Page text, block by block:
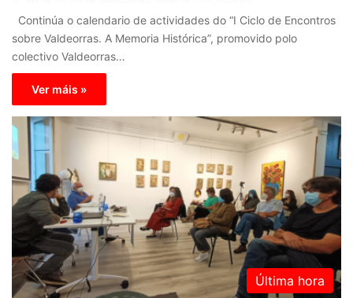
Continúa o calendario de actividades do “I Ciclo de Encontros
sobre Valdeorras. A Memoria Histórica”, promovido polo
colectivo Valdeorras…
Ver máis »
Última hora